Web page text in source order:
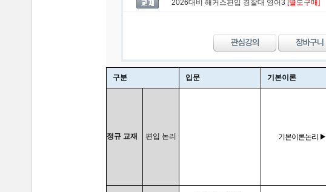
2026대비 해커스편입 경찰대 영어3 [별도구매]
구분 입문 기본이론
정규 교재 편입 논리 기본이론논리 ▶